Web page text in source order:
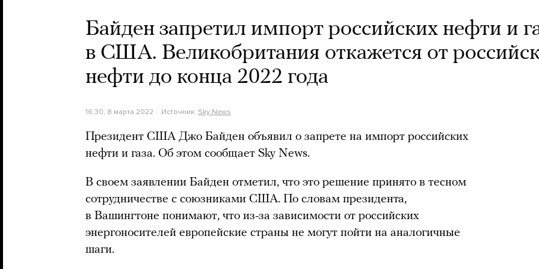
Байден запретил импорт российских нефти и
в США. Великобритания откажется от
нефти до конца 2022 года
16:30, 8 марта 2022 Источник: Sky News
Президент США Джо Байден объявил о запрете на импорт российских
нефти и газа. Об этом сообщает Sky News.
В своем заявлении Байден отметил, что это решение принято в тесном
сотрудничестве с союзниками США. По словам президента,
в Вашингтоне понимают, что из-за зависимости от российских
энергоносителей европейские страны не могут пойти на аналогичные
шаги.